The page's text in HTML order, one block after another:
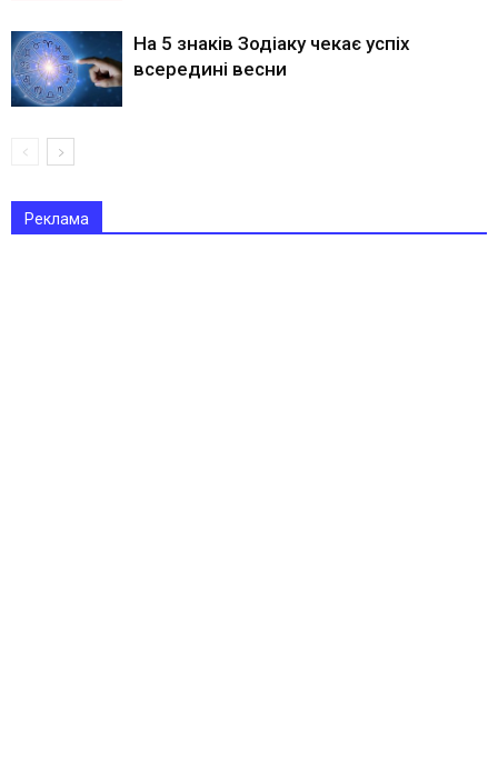
На 5 знаків Зодіаку чекає успіх
всередині весни
Реклама